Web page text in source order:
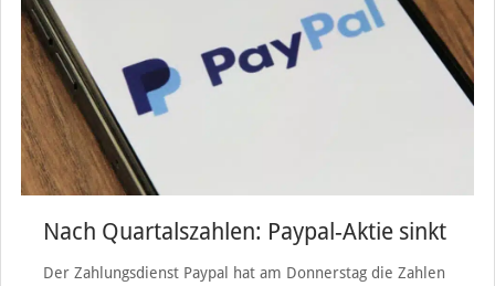
Nach Quartalszahlen: Paypal-Aktie sinkt
Der Zahlungsdienst Paypal hat am Donnerstag die Zahlen